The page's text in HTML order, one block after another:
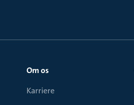
Om os
Karriere